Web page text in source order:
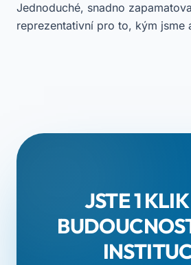
Jednoduché, snadno
reprezentativní pro to, kým jsme
JSTE 1